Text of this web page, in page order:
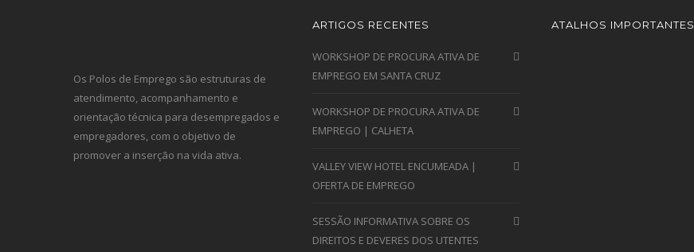
Os Polos de Emprego são estruturas de
atendimento, acompanhamento e
orientação técnica para desempregados e
empregadores, com o objetivo de
promover a inserção na vida ativa.
ARTIGOS RECENTES
WORKSHOP DE PROCURA ATIVA DE
EMPREGO EM SANTA CRUZ
WORKSHOP DE PROCURA ATIVA DE
EMPREGO | CALHETA
VALLEY VIEW HOTEL ENCUMEADA |
OFERTA DE EMPREGO
SESSÃO INFORMATIVA SOBRE OS
DIREITOS E DEVERES DOS UTENTES
ATALHOS IMPORTANTES